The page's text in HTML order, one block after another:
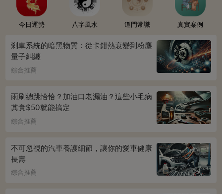
今日運勢 八字風水 道門常識 真實案例
剎車系統的暗黑物質：從卡鉗熱衰變到粉塵
量子糾纏
綜合推薦
雨刷總跳恰恰？加油口老漏油？這些小毛病
其實$50就能搞定
綜合推薦
不可忽視的汽車養護細節，讓你的愛車健康
長壽
綜合推薦